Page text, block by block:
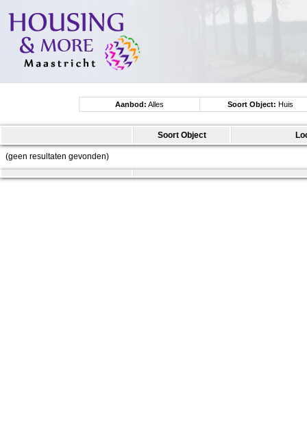
Aanbod: Alles Soort Object: Huis
Soort Object
(geen resultaten gevonden)